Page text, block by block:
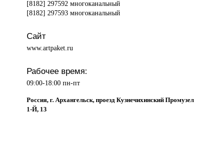
[8182] 297592 многоканальный
[8182] 297593 многоканальный
Сайт
www.artpaket.ru
Рабочее время:
09:00-18:00 пн-пт
Россия, г. Архангельск, проезд Кузнечихинский Промузел
1-Й, 13